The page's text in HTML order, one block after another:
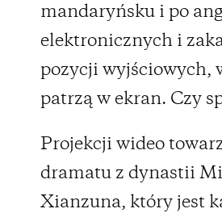
mandaryńsku i po
elektronicznych i
pozycji wyjściowych,
patrzą w ekran. Czy
Projekcji wideo
dramatu z dynastii
Xianzuna, który jest